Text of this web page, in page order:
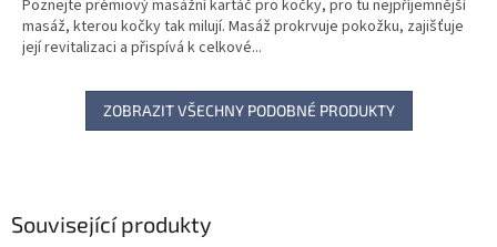
Související produkty
Poznejte prémiový masážní kartáč pro kočky, pro tu nejpříjemnější
masáž, kterou kočky tak milují. Masáž prokrvuje pokožku, zajišťuje
její revitalizaci a přispívá k celkové...
ZOBRAZIT VŠECHNY PODOBNÉ PRODUKTY